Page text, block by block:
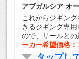
アブガルシア オ
これからジギン
きるジギング専
ので、リールとの
ーカー希望価格：
タップし